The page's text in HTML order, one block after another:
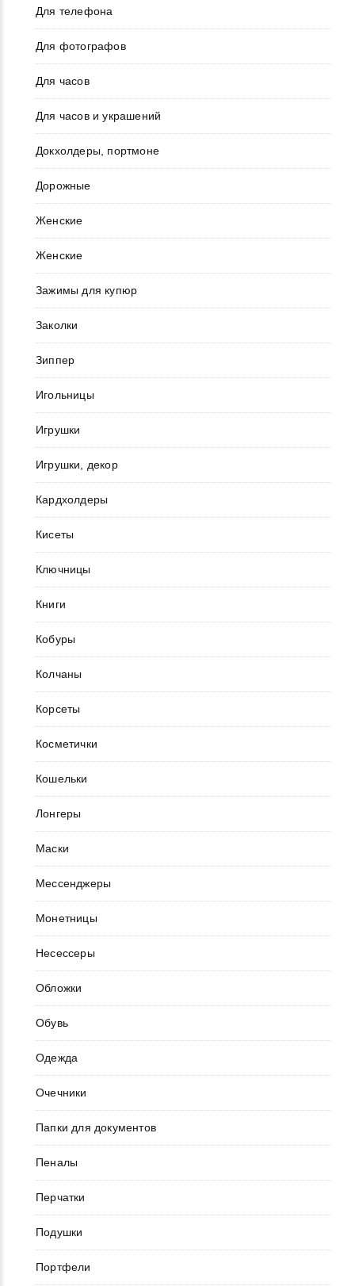
Для телефона
Для фотографов
Для часов
Для часов и украшений
Докхолдеры, портмоне
Дорожные
Женские
Женские
Зажимы для купюр
Заколки
Зиппер
Игольницы
Игрушки
Игрушки, декор
Кардхолдеры
Кисеты
Ключницы
Книги
Кобуры
Колчаны
Корсеты
Косметички
Кошельки
Лонгеры
Маски
Мессенджеры
Монетницы
Несессеры
Обложки
Обувь
Одежда
Очечники
Папки для документов
Пеналы
Перчатки
Подушки
Портфели